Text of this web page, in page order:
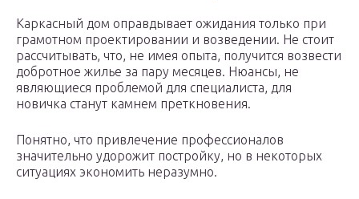
Каркасный дом оправдывает ожидания только при
грамотном проектировании и возведении. Не стоит
рассчитывать, что, не имея опыта, получится возвести
добротное жилье за пару месяцев. Нюансы, не
являющиеся проблемой для специалиста, для
новичка станут камнем преткновения.
Понятно, что привлечение профессионалов
значительно удорожит постройку, но в некоторых
ситуациях экономить неразумно.